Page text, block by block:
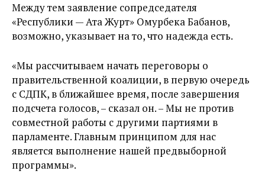
Между тем заявление сопредседателя
«Республики — Ата Журт» Омурбека Бабанов,
возможно, указывает на то, что надежда есть.
«Мы рассчитываем начать переговоры о
правительственной коалиции, в первую очередь
с СДПК, в ближайшее время, после завершения
подсчета голосов, – сказал он. – Мы не против
совместной работы с другими партиями в
парламенте. Главным принципом для нас
является выполнение нашей предвыборной
программы».